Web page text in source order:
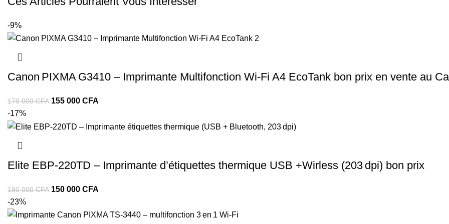
-9%
Canon PIXMA G3410 – Imprimante Multifonction Wi‑Fi A4 EcoTank bon prix en vente au
170 000CFA 155 000 CFA
-17%
Elite EBP‑220TD – Imprimante d’étiquettes thermique USB +Wirless (203 dpi) bon prix
180 000CFA 150 000 CFA
-23%